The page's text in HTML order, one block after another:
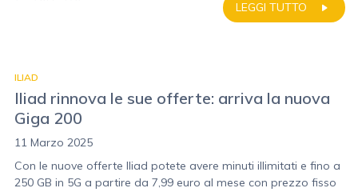
LEGGI TUTTO
ILIAD
Iliad rinnova le sue offerte: arriva la nuova
Giga 200
11 Marzo 2025
Con le nuove offerte Iliad potete avere minuti illimitati e fino a
250 GB in 5G a partire da 7,99 euro al mese con prezzo fisso